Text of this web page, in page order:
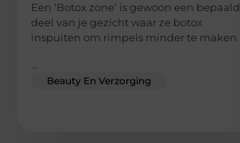
Een ‘Botox zone’ is gewoon een bepaald
deel van je gezicht waar ze botox
inspuiten om rimpels minder te maken
Beauty En Verzorging